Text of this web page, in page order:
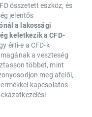
összetett eszköz, és
jelentős
a lakossági
keletkezik a CFD-
érti-e a CFD-k
a veszteség
többet, mint
meg afelől,
kapcsolatos